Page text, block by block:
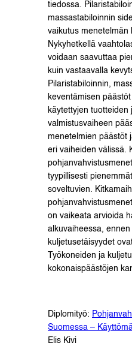
tiedossa.
massastabiloinnin
vaikutus menetelmän
Nykyhetkellä
voidaan saavuttaa
kuin vastaavalla
Pilaristabiloinnin,
keventämisen
käytettyjen tuotteiden
valmistusvaiheen
menetelmien päästöt
eri vaiheiden välissä.
tyypillisesti
soveltuvien.
on vaikeata arvioida
alkuvaiheessa,
kuljetusetäisyydet
Työkoneiden ja
kokonaispäästöjen
Diplomityö:
Suomessa –
Elis Kivi